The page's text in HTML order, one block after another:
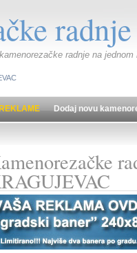
radnje
radnje na
Dodaj novu